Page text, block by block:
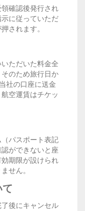
確認後発行され
に従っていただ
されます。
ただいた料金全
のため旅行日か
社の口座に送金
空運賃はチケッ
パスポート表記
ができないと座
期限が設けられ
せん。
後にキャンセル